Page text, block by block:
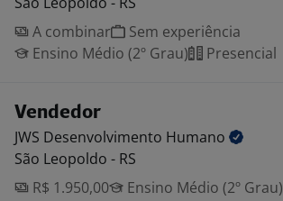
A combinar
Sem experiência
Ensino Médio (2º Grau)
Presencial
Vendedor
JWS Desenvolvimento Humano
São Leopoldo - RS
R$ 1.950,00
Ensino Médio (2º Grau)